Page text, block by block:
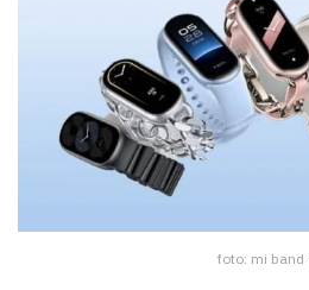
foto: mi band